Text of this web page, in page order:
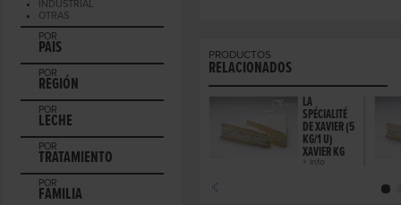
INDUSTRIAL
OTRAS
POR
PAIS
POR
REGIÓN
POR
LECHE
POR
TRATAMIENTO
POR
FAMILIA
PRODUCTOS
RELACIONADOS
LA
SPÉCIALITÉ
DE XAVIER (5
KG/1 U)
XAVIER KG
+ info